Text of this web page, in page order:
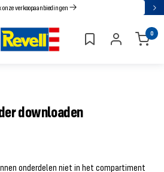
onze verkoopaanbiedingen
Revell 0
downloaden
onderdelen niet in het compartiment